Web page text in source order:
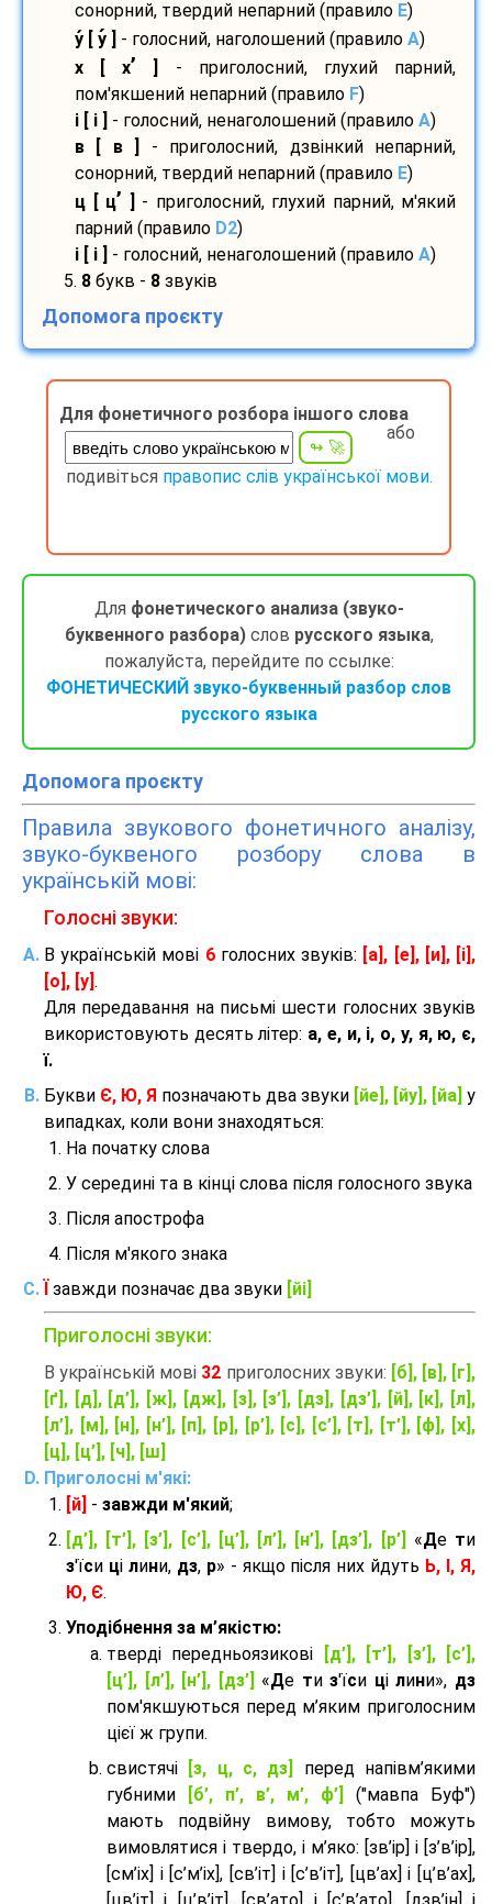
сонорний, твердий непарний (правило E)
у [ у - голосний, наголошений (правило A)
х [ х’
- приголосний, глухий парний,
пом'якшений непарний (правило F)
і [ і ]
- голосний, ненаголошений (правило A)
в [ в ]
- приголосний, дзвінкий непарний,
сонорний, твердий непарний (правило E)
ц [ ц’
- приголосний, глухий парний, м'який
парний (правило D2)
і [ і ]
- голосний, ненаголошений (правило A)
5. 8 букв - 8 звуків
Допомога проєкту
Для фонетичного розбора іншого слова
або
подивіться правопис слів української мови.
Для фонетического анализа (звуко-
буквенного разбора)слов русского языка,
пожалуйста, перейдите по ссылке:
ФОНЕТИЧЕСКИЙ звуко-буквенный разбор слов
русского языка
Допомога проєкту
Правила звукового фонетичного аналізу,
звуко-буквеного розбору слова в
українській мові:
Голосні звуки:
В українській мові 6голосних звуків:
[а], [е], [и], [і],
[о], [у] .
Для передавання на письмі шести голосних звуків
використовують десять літер: а, е, и, і, о, у, я, ю, є,
ї.
Букви Є, Ю, Я позначають два звуки [йе], [йу], [йа] у
випадках, коли вони знаходяться:
На початку слова
У середині та в кінці слова після голосного звука
Після апострофа
Після м'якого знака
завжди позначає два звуки [йі]
Приголосні звуки:
В українській мові 32 приголосних звуки: [б], [в], [г],
[ґ], [д], [д’], [ж], [дж], [з], [з’], [дз], [дз’], [й], [к], [л],
[л’], [м], [н], [н’], [п], [р], [р’], [с], [с’], [т], [т’], [ф], [х],
[ц], [ц’], [ч], [ш]
Приголосні м'які:
[й] - завжди м'який;
[д’], [т’], [з’], [с’], [ц’], [л’], [н’], [дз’], [р’]
«Де ти
з'їси ці лини, дз, р» - якщо після них йдуть Ь, І, Я,
Ю, Є.
Уподібнення за м’якістю:
тверді передньоязикові
[д’], [т’], [з’], [с’],
[ц’], [л’], [н’], [дз’] «Де тиз'їси цілини», дз
пом'якшуються перед м’яким приголосним
цієї ж групи.
cвистячі
[з, ц, с, дз]
перед напівм’якими
губними
[б’, п’, в’, м’, ф’]
("мавпа Буф")
мають подвійну вимову, тобто можуть
вимовлятися і твердо, і м’яко: [зв’ір] і [з’в’ір],
[см’іх] і [с’м’іх], [св’іт] і [с’в’іт], [цв’ах] і [ц’в’ах],